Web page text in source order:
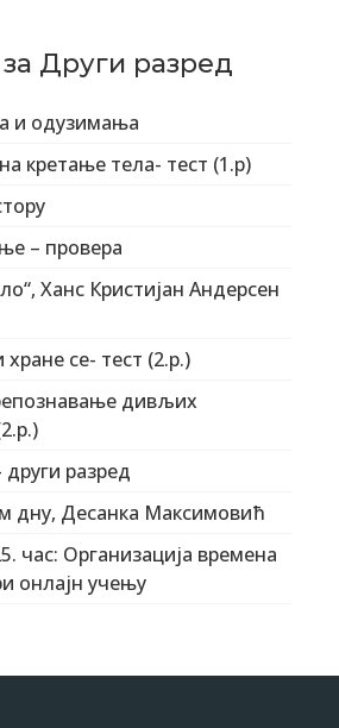
Други разред
и одузимања
кретање тела- тест (1.р)
– провера
Ханс Кристијан Андерсен
се- тест (2.р.)
дивљих
разред
дну, Десанка Максимовић
час: Организација времена
онлајн учењу